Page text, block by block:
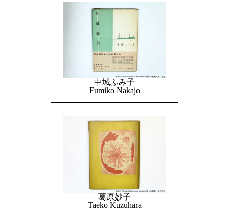
中城ふみ子
Fumiko Nakajo
葛原妙子
Taeko Kuzuhara